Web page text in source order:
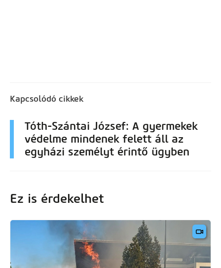
Kapcsolódó cikkek
Tóth-Szántai József: A gyermekek
védelme mindenek felett áll az
egyházi személyt érintő ügyben
Ez is érdekelhet